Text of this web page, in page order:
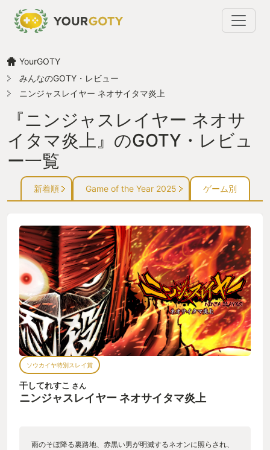
YourGOTY
みんなのGOTY・レビュー
ニンジャスレイヤー ネオサイタマ炎上
『ニンジャスレイヤー ネオサ
イタマ炎上』のGOTY・レビュ
ー一覧
新着順 Game of the Year 2025 ゲーム別
ソウカイヤ特別スレイ賞
干してれすこ さん
ニンジャスレイヤー ネオサイタマ炎上
雨のそぼ降る裏路地、赤黒い男が明滅するネオンに照らされ、